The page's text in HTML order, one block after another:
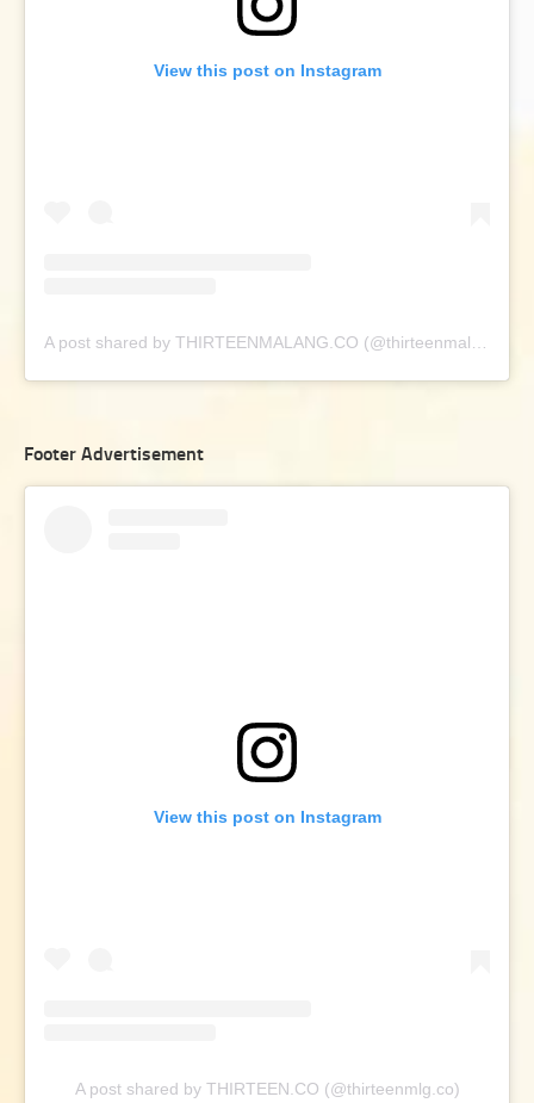
View this post on Instagram
Footer Advertisement
View this post on Instagram
A post shared by THIRTEEN.CO (@thirteenmlg.co)